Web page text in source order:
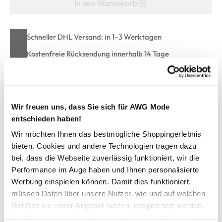
Wir freuen uns, dass Sie sich für AWG Mode
entschieden haben!
Wir möchten Ihnen das bestmögliche Shoppingerlebnis
bieten. Cookies und andere Technologien tragen dazu
bei, dass die Webseite zuverlässig funktioniert, wir die
Performance im Auge haben und Ihnen personalisierte
Werbung einspielen können. Damit dies funktioniert,
müssen Daten über unsere Nutzer, wie und auf welchen
Geräten sie unser Angebot nutzen, gespeichert werden.
In den Warenkorb
Schneller DHL Versand: in 1–3 Werktagen
Kostenfreie Rücksendung innerhalb 14 Tage
Kostenlose Filiallieferung in Ihre Wunschfiliale
Zur Wunschliste hinzufügen
JDY THEIS LIFE L/S LOOSE SHIRT WVN NOOS Bluse
Lässige Damen Musselin-Bluse von JDY
Mit klassischem Blusenkragen
Durchgehende Knopfleiste mit tonigen Knöpfen
Super entspannte Schnittform